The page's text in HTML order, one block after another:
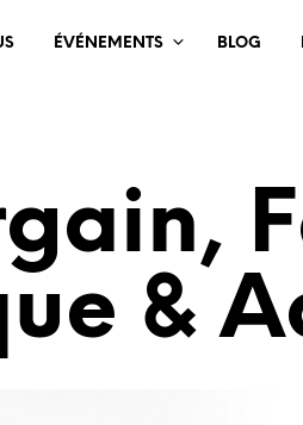
ÉVÉNEMENTS BLOG
&